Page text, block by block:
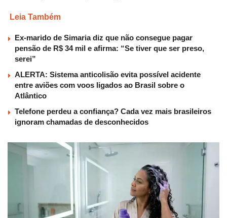
Leia Também
Ex-marido de Simaria diz que não consegue pagar
pensão de R$ 34 mil e afirma: “Se tiver que ser preso,
serei”
ALERTA: Sistema anticolisão evita possível acidente
entre aviões com voos ligados ao Brasil sobre o
Atlântico
Telefone perdeu a confiança? Cada vez mais brasileiros
ignoram chamadas de desconhecidos